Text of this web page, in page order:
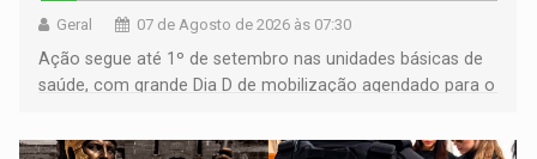
Geral 07 de Agosto de 2026 às 07:30
Ação segue até 1º de setembro nas unidades básicas de
saúde, com grande Dia D de mobilização agendado para o